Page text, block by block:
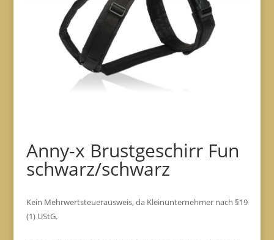
Anny-x Brustgeschirr Fun
schwarz/schwarz
Kein Mehrwertsteuerausweis, da Kleinunternehmer nach §19
(1) UStG.